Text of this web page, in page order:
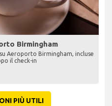
Birmingham
Aeroporto Birmingham, incluse
il check-in
PIÙ UTILI